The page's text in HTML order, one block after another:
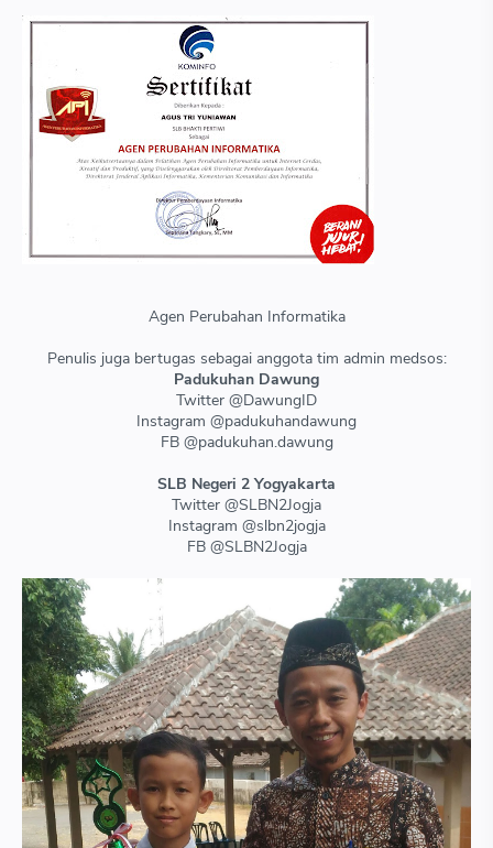
Agen Perubahan Informatika
Penulis juga bertugas sebagai anggota tim admin medsos:
Padukuhan Dawung
Twitter @DawungID
Instagram @padukuhandawung
FB @padukuhan.dawung
SLB Negeri 2 Yogyakarta
Twitter @SLBN2Jogja
Instagram @slbn2jogja
FB @SLBN2Jogja